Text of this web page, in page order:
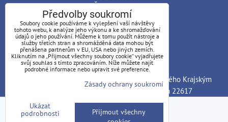
DIČ: CZ27286185
Bankovní spojení
Banka: ČSOB, a.s. - pobočka Teplice
Číslo účtu: 199648540
Kód banky: 0300
Společnost INKTEP s.r.o. je zapsána v OR vedeného Krajským
soudem v Ústí nad Labem, oddíl C., vložka 22617
Předvolby soukromí
Zásady ochrany soukromí
Předvolby soukromí
Soubory cookie používáme k vylepšení vaší návštěvy
tohoto webu, k analýze jeho výkonu a ke shromažďování
údajů o jeho používání. Můžeme k tomu použít nástroje a
služby třetích stran a shromážděná data mohou být
přenášena partnerům v EU, USA nebo jiných zemích.
Kliknutím na „Přijmout všechny soubory cookie“ vyjadřujete
svůj souhlas s tímto zpracováním. Níže můžete najít
podrobné informace nebo upravit své preference.
Zásady ochrany soukromí
Ukázat
podrobnosti
Přijmout všechny